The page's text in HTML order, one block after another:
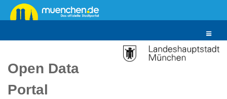
Überspringen
zum
Toggle
Open Data
Portal